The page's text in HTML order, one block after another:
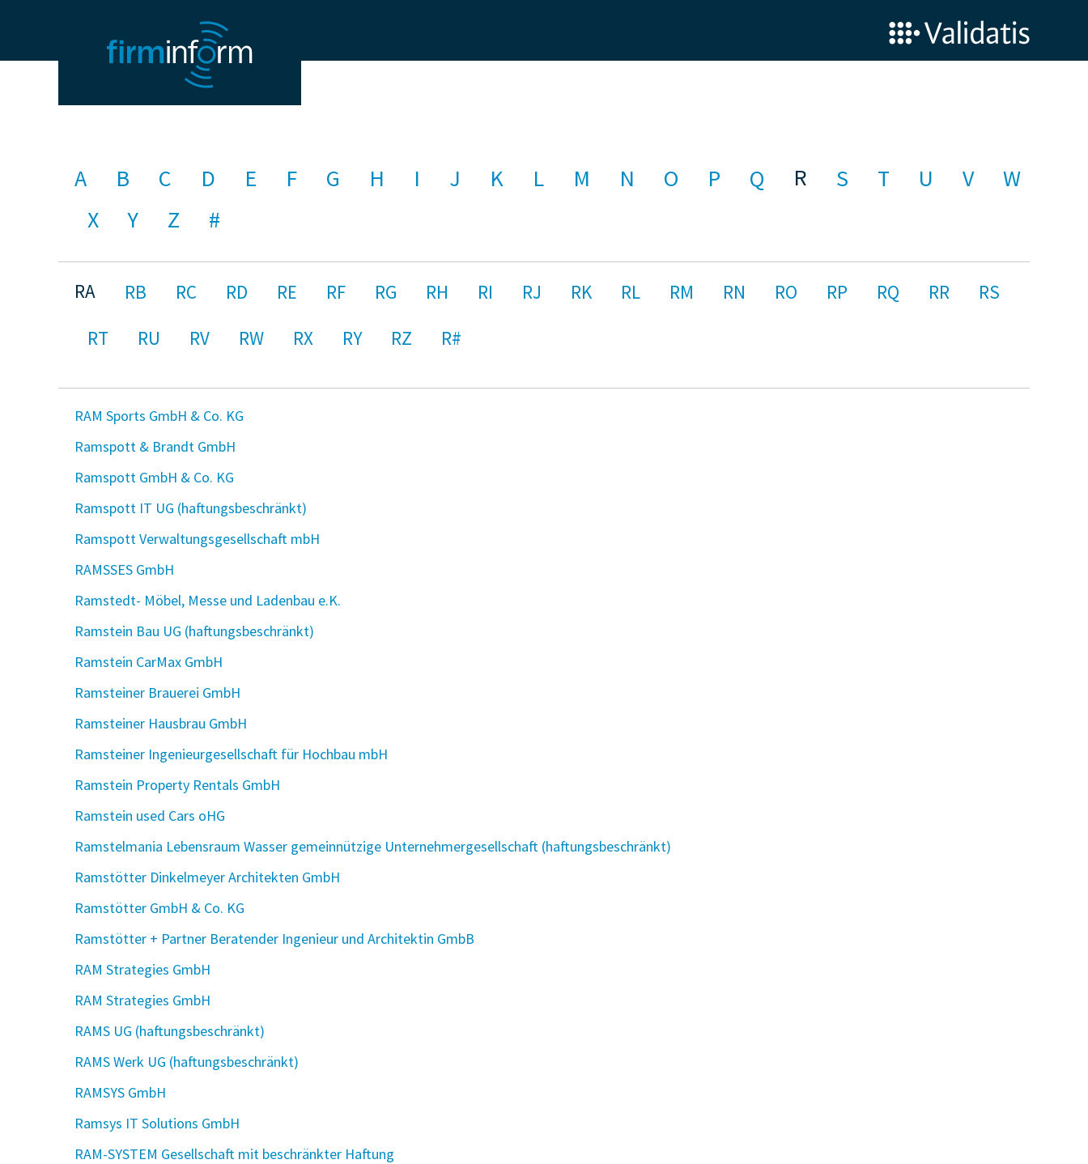
A B C D E F G H I J K L M N O P Q R S T U V
W
X
Y Z #
RA RB RC RD RE RF RG RH RI RJ RK RL RM RN RO RP RQ RR
RS
RT
RU RV RW RX RY RZ R#
RAM Sports GmbH & Co. KG
Ramspott & Brandt GmbH
Ramspott GmbH & Co. KG
Ramspott IT UG (haftungsbeschränkt)
Ramspott Verwaltungsgesellschaft mbH
RAMSSES GmbH
Ramstedt- Möbel, Messe und Ladenbau e.K.
Ramstein Bau UG (haftungsbeschränkt)
Ramstein CarMax GmbH
Ramsteiner Brauerei GmbH
Ramsteiner Hausbrau GmbH
Ramsteiner Ingenieurgesellschaft für Hochbau mbH
Ramstein Property Rentals GmbH
Ramstein used Cars oHG
Ramstelmania Lebensraum Wasser gemeinnützige Unternehmergesellschaft (haftungsbeschränkt)
Ramstötter Dinkelmeyer Architekten GmbH
Ramstötter GmbH & Co. KG
Ramstötter + Partner Beratender Ingenieur und Architektin GmbB
RAM Strategies GmbH
RAM Strategies GmbH
RAMS UG (haftungsbeschränkt)
RAMS Werk UG (haftungsbeschränkt)
RAMSYS GmbH
Ramsys IT Solutions GmbH
RAM-SYSTEM Gesellschaft mit beschränkter Haftung